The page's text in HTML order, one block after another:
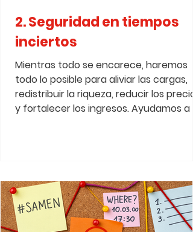
2. Seguridad en tiempos
inciertos
Mientras todo se encarece, haremos
todo lo posible para aliviar las cargas,
redistribuir la riqueza, reducir los
y fortalecer los ingresos. Ayudamos a
apoyar a las personas y promover un
trabajo justo. Al mismo tiempo,
fortalecemos la economía local y el
espíritu empresarial.